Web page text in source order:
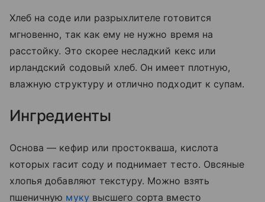
Хлеб на соде или разрыхлителе готовится
мгновенно, так как ему не нужно время на
расстойку. Это скорее несладкий кекс или
ирландский содовый хлеб. Он имеет плотную,
влажную структуру и отлично подходит к супам.
Ингредиенты
Основа — кефир или простокваша, кислота
которых гасит соду и поднимает тесто. Овсяные
хлопья добавляют текстуру. Можно взять
пшеничную муку высшего сорта вместо